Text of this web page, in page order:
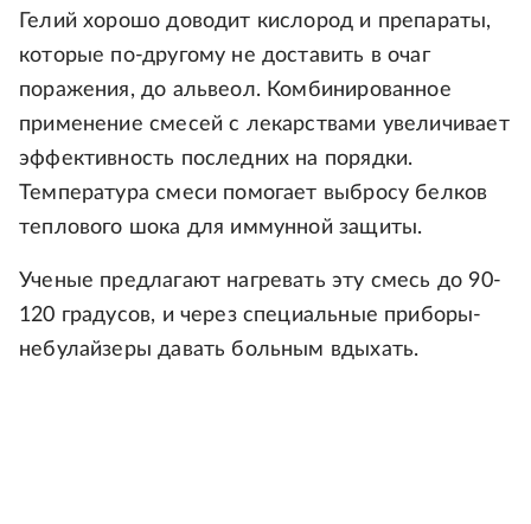
Гелий хорошо доводит кислород и препараты,
которые по-другому не доставить в очаг
поражения, до альвеол. Комбинированное
применение смесей с лекарствами увеличивает
эффективность последних на порядки.
Температура смеси помогает выбросу белков
теплового шока для иммунной защиты.
Ученые предлагают нагревать эту смесь до 90-
120 градусов, и через специальные приборы-
небулайзеры давать больным вдыхать.